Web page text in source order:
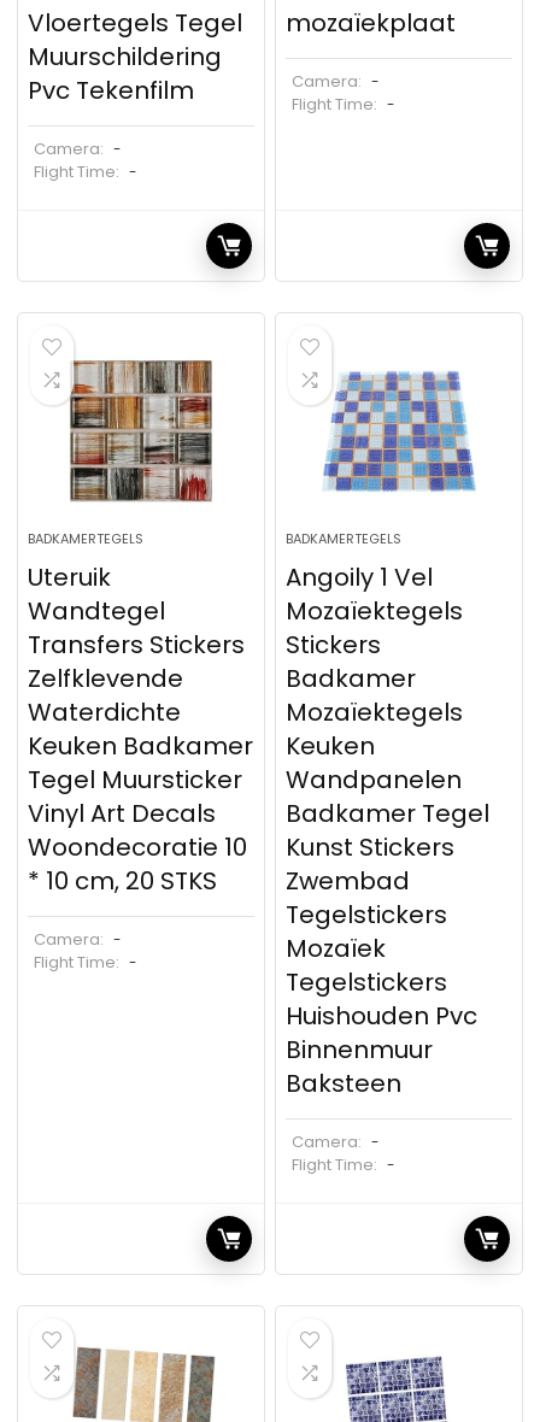
Vloertegels Tegel
Muurschildering
Pvc Tekenfilm
Camera: -
Flight Time: -
mozaïekplaat
Camera: -
Flight Time: -
BADKAMERTEGELS
Uteruik
Wandtegel
Transfers Stickers
Zelfklevende
Waterdichte
Keuken Badkamer
Tegel Muursticker
Vinyl Art Decals
Woondecoratie 10
* 10 cm, 20 STKS
Camera: -
Flight Time: -
BADKAMERTEGELS
Angoily 1 Vel
Mozaïektegels
Stickers
Badkamer
Mozaïektegels
Keuken
Wandpanelen
Badkamer Tegel
Kunst Stickers
Zwembad
Tegelstickers
Mozaïek
Tegelstickers
Huishouden Pvc
Binnenmuur
Baksteen
Camera: -
Flight Time: -